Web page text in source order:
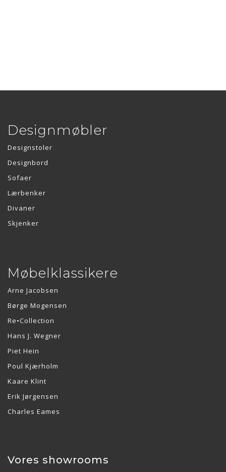
Designmøbler
Designstoler
Designbord
Sofaer
Lærbenker
Divaner
Skjenker
Møbelklassikere
Arne Jacobsen
Børge Mogensen
Re•Collection
Hans J. Wegner
Piet Hein
Poul Kjærholm
Kaare Klint
Erik Jørgensen
Charles Eames
Vores showrooms